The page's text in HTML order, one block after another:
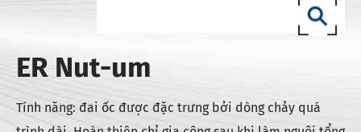
ER Nut-um
Tính năng: đai ốc được đặc trưng bởi dòng chảy quá